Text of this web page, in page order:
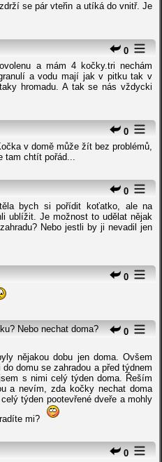
se pár vteřin a utíká do vnitř. Je
0
a mám 4 kočky.tri nechám
a vodu mají jak v pitku tak v
hromadu. A tak se nás vždycki
0
v domě může žít bez problémů,
tam chtít pořád...
0
bych si pořídit koťatko, ale na
ublížit. Je možnost to udělat nějak
Nebo jestli by ji nevadil jen
0
0
Nebo nechat doma?
nějakou dobu jen doma. Ovšem
domu se zahradou a před týdnem
s nimi celý týden doma. Řeším
a nevím, zda kočky nechat doma
týden pootevřené dveře a mohly
mi?
0